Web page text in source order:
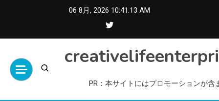
06 8月, 2026 10:41:13 AM
PR：本サイトにはプロモーションが含